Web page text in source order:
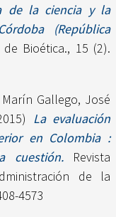
de la ciencia y la
(República
de Bioética., 15 (2).
Gallego, José
La evaluación
en Colombia :
cuestión.Revista
de la
4573